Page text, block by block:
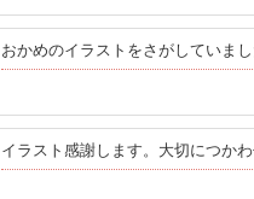
おかめのイラストをさがしていま
イラスト感謝します。大切につかわ